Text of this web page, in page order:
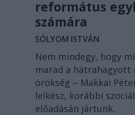
református
számára
SÓLYOM ISTVÁN
Nem mindegy, hogy
marad a hátrahagyott
örökség – Makkai
lelkész, korábbi
előadásán jártunk.